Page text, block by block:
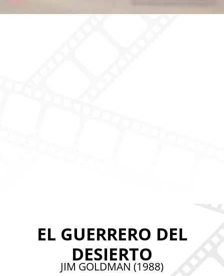
EL GUERRERO DEL
DESIERTO
JIM GOLDMAN (1988)